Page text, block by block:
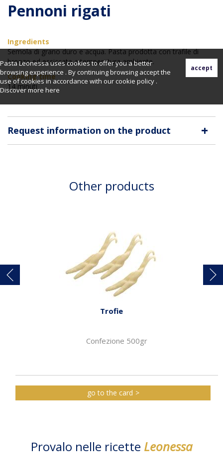
Pasta Leonessa uses cookies to offer you a better
browsing experience . By continuing browsing accept the
use of cookies in accordance with our cookie policy .
Discover more here
Pennoni rigati
Ingredients
Semola di grano duro e acqua. Pasta prodotta con trafile di
bronzo ed essiccata a temperatura ambiente.
Cooking time
14 minuti
Request information on the product +
Other products
Trofie
Confezione 500gr
go to the card
Provalo nelle ricette Leonessa